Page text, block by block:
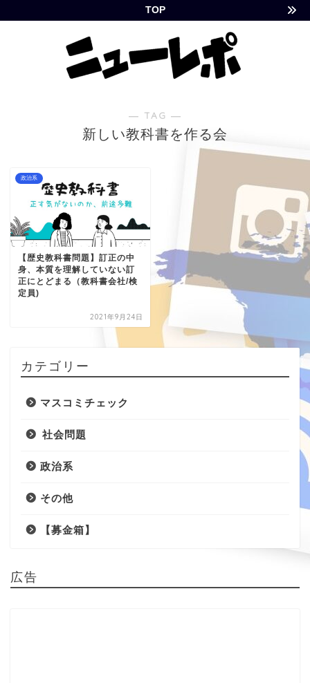
TOP
― TAG ―
新しい教科書を作る会
政治系
【歴史教科書問題】訂正の中
身、本質を理解していない訂
正にとどまる（教科書会社/検
定員)
2021年9月24日
カテゴリー
マスコミチェック
社会問題
政治系
その他
【募金箱】
広告